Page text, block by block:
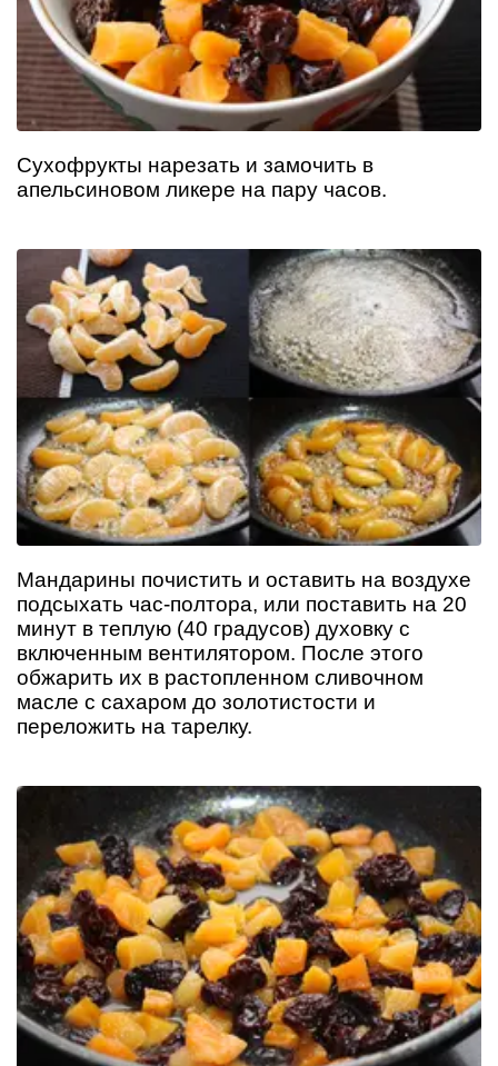
Сухофрукты нарезать и замочить в
апельсиновом ликере на пару часов.
Мандарины почистить и оставить на воздухе
подсыхать час-полтора, или поставить на 20
минут в теплую (40 градусов) духовку с
включенным вентилятором. После этого
обжарить их в растопленном сливочном
масле с сахаром до золотистости и
переложить на тарелку.